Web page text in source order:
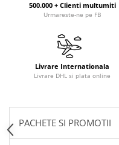
500.000 + Clienti multumiti
Urmareste-ne pe FB
Livrare Internationala
Livrare DHL si plata online
PACHETE SI PROMOTII